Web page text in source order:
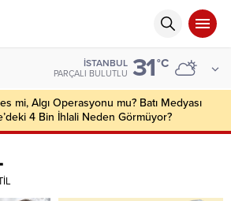
İSTANBUL
PARÇALI BULUTLU 31°C
mi, Algı Operasyonu mu? Batı Medyası
4 Bin İhlali Neden Görmüyor?